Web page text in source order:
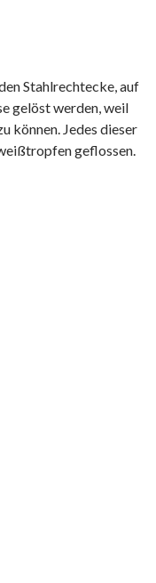
Stahlrechtecke, auf
gelöst werden, weil
können. Jedes dieser
geflossen.